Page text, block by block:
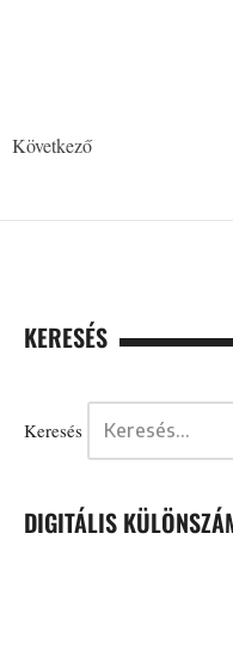
Következő
KERESÉS
Keresés
DIGITÁLIS